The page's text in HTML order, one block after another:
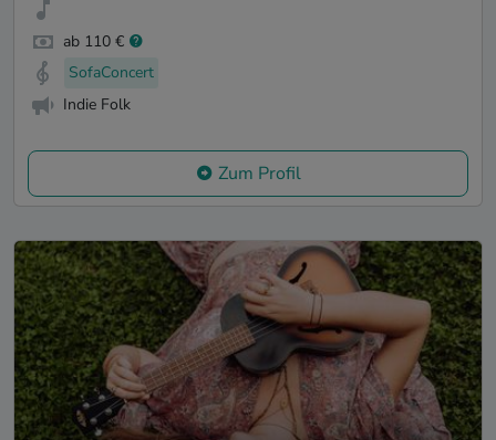
ab 110 €
SofaConcert
Indie Folk
Zum Profil